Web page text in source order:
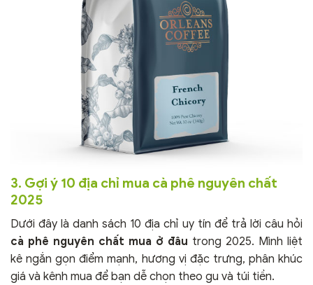
3. Gợi ý 10 địa chỉ mua cà phê nguyên chất
2025
Dưới đây là danh sách 10 địa chỉ uy tín để trả lời câu hỏi
cà phê nguyên chất mua ở đâu trong 2025. Mình liệt
kê ngắn gọn điểm mạnh, hương vị đặc trưng, phân khúc
giá và kênh mua để bạn dễ chọn theo gu và túi tiền.